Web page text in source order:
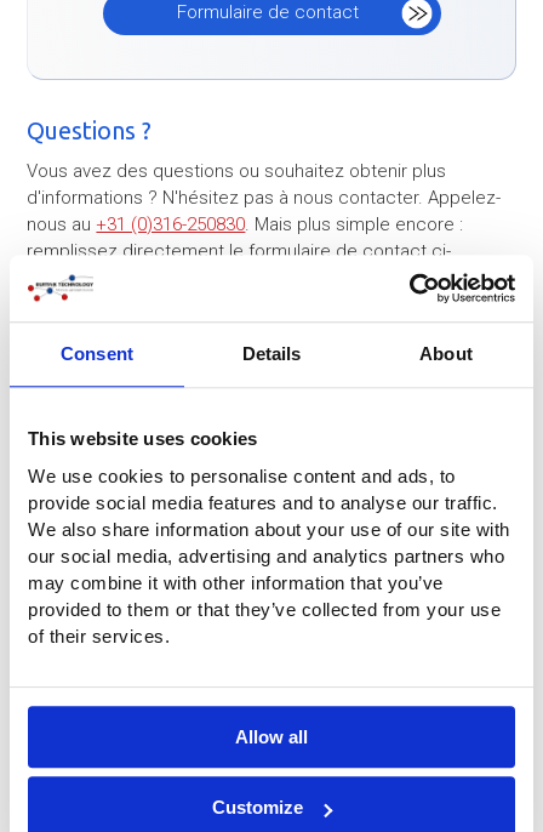
Consent Details About
This website uses cookies
We use cookies to personalise content and ads, to
provide social media features and to analyse our traffic.
We also share information about your use of our site with
our social media, advertising and analytics partners who
may combine it with other information that you’ve
provided to them or that they’ve collected from your use
of their services.
Allow all
Customize
Formulaire de contact
Questions ?
Vous avez des questions ou souhaitez obtenir plus
d'informations ? N'hésitez pas à nous contacter. Appelez-
nous au +31 (0)316-250830. Mais plus simple encore :
remplissez directement le formulaire de contact ci-
dessous. Nous vous contacterons dans les plus brefs
délais !
Entreprise
Personne-contact*
Téléphone*